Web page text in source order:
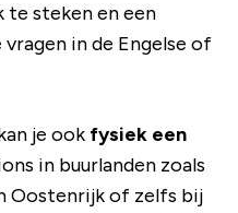
te steken en een
in de Engelse of
je ook fysiek een
in buurlanden zoals
Oostenrijk of zelfs bij